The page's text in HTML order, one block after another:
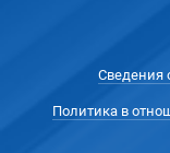
Сведения
Политика в